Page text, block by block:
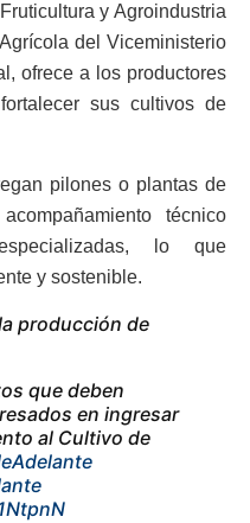
y Agroindustria
del Viceministerio
ofrece a los productores
sus cultivos de
pilones o plantas de
técnico
lo que
y sostenible.
producción de
que deben
en ingresar
al Cultivo de